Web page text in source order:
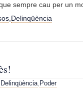
sempre cau per un
Delinqüència
Delinqüència, Poder